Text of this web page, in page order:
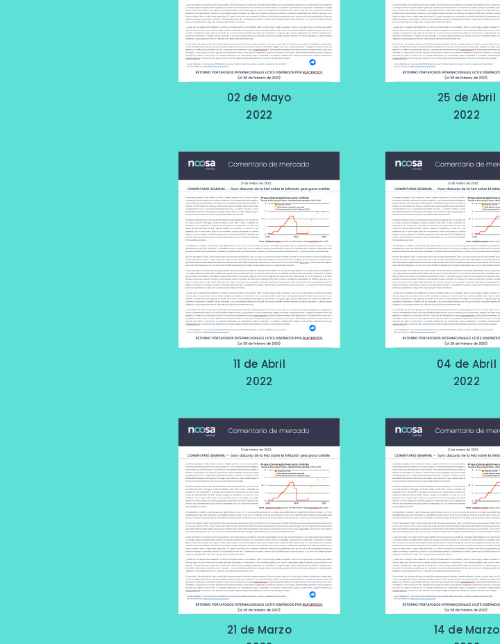
02 de Mayo
2022
25 de Abril
2022
11 de Abril
2022
04 de Abril
2022
21 de Marzo
14 de Marzo